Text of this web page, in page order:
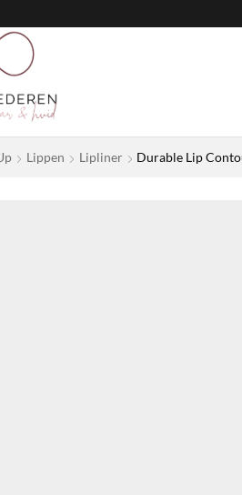
Lippen Lipliner Durable Lip